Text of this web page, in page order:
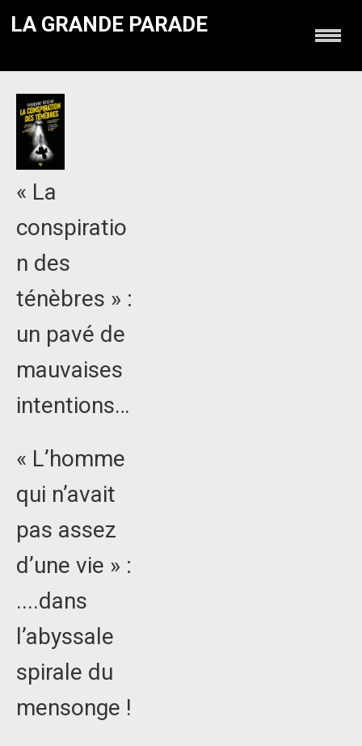
LA GRANDE PARADE
« La
conspiratio
n des
ténèbres » :
un pavé de
mauvaises
intentions…
« L’homme
qui n’avait
pas assez
d’une vie » :
....dans
l’abyssale
spirale du
mensonge !